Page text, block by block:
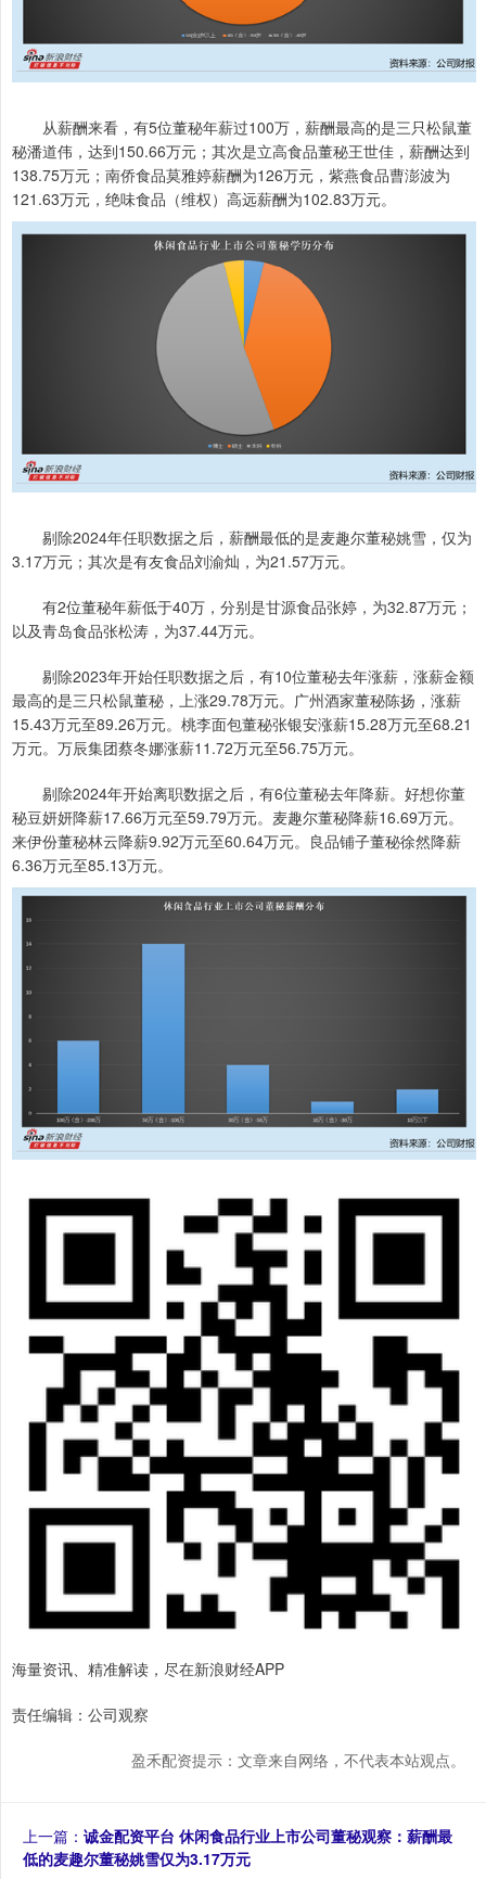
从薪酬来看，有5位董秘年薪过100万，薪酬最高的是三只松鼠董
秘潘道伟，达到150.66万元；其次是立高食品董秘王世佳，薪酬达到
138.75万元；南侨食品莫雅婷薪酬为126万元，紫燕食品曹澎波为
121.63万元，绝味食品（维权）高远薪酬为102.83万元。
剔除2024年任职数据之后，薪酬最低的是麦趣尔董秘姚雪，仅为
3.17万元；其次是有友食品刘渝灿，为21.57万元。
有2位董秘年薪低于40万，分别是甘源食品张婷，为32.87万元；
以及青岛食品张松涛，为37.44万元。
剔除2023年开始任职数据之后，有10位董秘去年涨薪，涨薪金额
最高的是三只松鼠董秘，上涨29.78万元。广州酒家董秘陈扬，涨薪
15.43万元至89.26万元。桃李面包董秘张银安涨薪15.28万元至68.21
万元。万辰集团蔡冬娜涨薪11.72万元至56.75万元。
剔除2024年开始离职数据之后，有6位董秘去年降薪。好想你董
秘豆妍妍降薪17.66万元至59.79万元。麦趣尔董秘降薪16.69万元。
来伊份董秘林云降薪9.92万元至60.64万元。良品铺子董秘徐然降薪
6.36万元至85.13万元。
海量资讯、精准解读，尽在新浪财经APP
责任编辑：公司观察
盈禾配资提示：文章来自网络，不代表本站观点。
上一篇： 诚金配资平台 休闲食品行业上市公司董秘观察：薪酬最
低的麦趣尔董秘姚雪仅为3.17万元